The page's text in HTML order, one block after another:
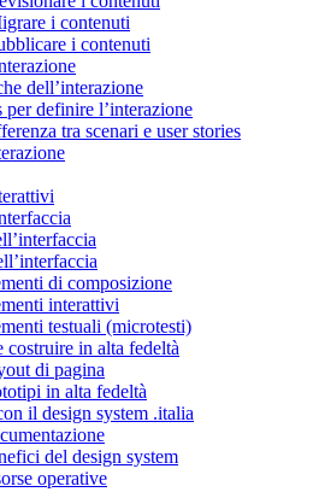
i contenuti
i contenuti
dell’interazione
per definire l’interazione
tra scenari e user stories
di composizione
interattivi
testuali (microtesti)
costruire in alta fedeltà
di pagina
in alta fedeltà
il design system .italia
del design system
operative